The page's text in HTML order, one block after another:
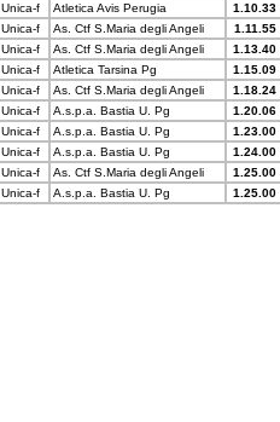
Unica-f Atletica Avis Perugia
1.10.33
Unica-f As. Ctf S.Maria degli Angeli
1.11.55
Unica-f As. Ctf S.Maria degli Angeli
1.13.40
Unica-f Atletica Tarsina Pg
1.15.09
Unica-f As. Ctf S.Maria degli Angeli
1.18.24
Unica-f A.s.p.a. Bastia U. Pg
1.20.06
Unica-f A.s.p.a. Bastia U. Pg
1.23.00
Unica-f A.s.p.a. Bastia U. Pg
1.24.00
Unica-f As. Ctf S.Maria degli Angeli
1.25.00
Unica-f A.s.p.a. Bastia U. Pg 1.25.00